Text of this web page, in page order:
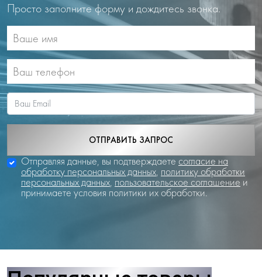
Просто заполните форму и дождитесь звонка.
ОТПРАВИТЬ ЗАПРОС
Отправляя данные, вы подтверждаете согласие на
обработку персональных данных, политику обработки
персональных данных, пользовательское соглашение и
принимаете условия политики их обработки.